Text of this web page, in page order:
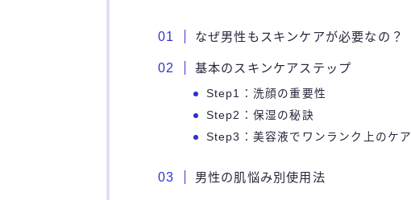
なぜ男性もスキンケアが必要なの？
基本のスキンケアステップ
Step1：洗顔の重要性
Step2：保湿の秘訣
Step3：美容液でワンランク上のケア
男性の肌悩み別使用法